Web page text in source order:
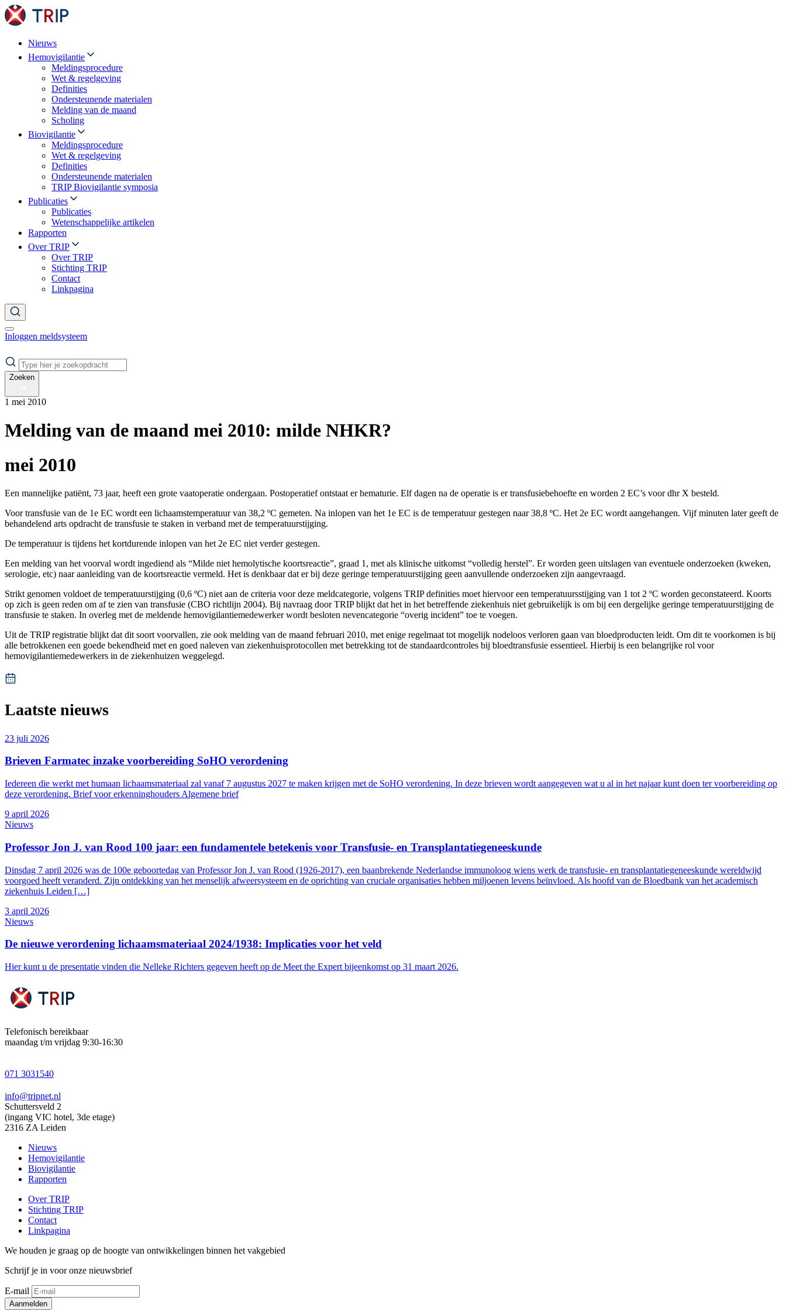
Nieuws
Hemovigilantie
Meldingsprocedure
Wet & regelgeving
Definities
Ondersteunende materialen
Melding van de maand
Scholing
Biovigilantie
Meldingsprocedure
Wet & regelgeving
Definities
Ondersteunende materialen
TRIP Biovigilantie symposia
Publicaties
Publicaties
Wetenschappelijke artikelen
Rapporten
Over TRIP
Over TRIP
Stichting TRIP
Contact
Linkpagina
Inloggen meldsysteem
Zoeken
1 mei 2010
Melding van de maand mei 2010: milde NHKR?
mei 2010
Een mannelijke patiënt, 73 jaar, heeft een grote vaatoperatie ondergaan. Postoperatief ontstaat er hematurie. Elf dagen na de operatie is er transfusiebehoefte en worden 2 EC’s voor dhr X besteld.
Voor transfusie van de 1e EC wordt een lichaamstemperatuur van 38,2 ºC gemeten. Na inlopen van het 1e EC is de temperatuur gestegen naar 38,8 ºC. Het 2e EC wordt aangehangen. Vijf minuten later geeft de
behandelend arts opdracht de transfusie te staken in verband met de temperatuurstijging.
De temperatuur is tijdens het kortdurende inlopen van het 2e EC niet verder gestegen.
Een melding van het voorval wordt ingediend als “Milde niet hemolytische koortsreactie”, graad 1, met als klinische uitkomst “volledig herstel”. Er worden geen uitslagen van eventuele onderzoeken (kweken,
serologie, etc) naar aanleiding van de koortsreactie vermeld. Het is denkbaar dat er bij deze geringe temperatuurstijging geen aanvullende onderzoeken zijn aangevraagd.
Strikt genomen voldoet de temperatuurstijging (0,6 ºC) niet aan de criteria voor deze meldcategorie, volgens TRIP definities moet hiervoor een temperatuursstijging van 1 tot 2 ºC worden geconstateerd. Koorts
op zich is geen reden om af te zien van transfusie (CBO richtlijn 2004). Bij navraag door TRIP blijkt dat het in het betreffende ziekenhuis niet gebruikelijk is om bij een dergelijke geringe temperatuurstijging de
transfusie te staken. In overleg met de meldende hemovigilantiemedewerker wordt besloten nevencategorie “overig incident” toe te voegen.
Uit de TRIP registratie blijkt dat dit soort voorvallen, zie ook melding van de maand februari 2010, met enige regelmaat tot mogelijk nodeloos verloren gaan van bloedproducten leidt. Om dit te voorkomen is bij
alle betrokkenen een goede bekendheid met en goed naleven van ziekenhuisprotocollen met betrekking tot de standaardcontroles bij bloedtransfusie essentieel. Hierbij is een belangrijke rol voor
hemovigilantiemedewerkers in de ziekenhuizen weggelegd.
Laatste nieuws
23 juli 2026
Brieven Farmatec inzake voorbereiding SoHO verordening
Iedereen die werkt met humaan lichaamsmateriaal zal vanaf 7 augustus 2027 te maken krijgen met de SoHO verordening. In deze brieven wordt aangegeven wat u al in het najaar kunt doen ter voorbereiding op
deze verordening. Brief voor erkenninghouders Algemene brief
9 april 2026
Nieuws
Professor Jon J. van Rood 100 jaar: een fundamentele betekenis voor Transfusie- en Transplantatiegeneeskunde
Dinsdag 7 april 2026 was de 100e geboortedag van Professor Jon J. van Rood (1926-2017), een baanbrekende Nederlandse immunoloog wiens werk de transfusie- en transplantatiegeneeskunde wereldwijd
voorgoed heeft veranderd. Zijn ontdekking van het menselijk afweersysteem en de oprichting van cruciale organisaties hebben miljoenen levens beïnvloed. Als hoofd van de Bloedbank van het academisch
ziekenhuis Leiden […]
3 april 2026
Nieuws
De nieuwe verordening lichaamsmateriaal 2024/1938: Implicaties voor het veld
Hier kunt u de presentatie vinden die Nelleke Richters gegeven heeft op de Meet the Expert bijeenkomst op 31 maart 2026.
Telefonisch bereikbaar
maandag t/m vrijdag 9:30-16:30
071 3031540
info@tripnet.nl
Schuttersveld 2
(ingang VIC hotel, 3de etage)
2316 ZA Leiden
Nieuws
Hemovigilantie
Biovigilantie
Rapporten
Over TRIP
Stichting TRIP
Contact
Linkpagina
We houden je graag op de hoogte van ontwikkelingen binnen het vakgebied
Schrijf je in voor onze nieuwsbrief
E-mail